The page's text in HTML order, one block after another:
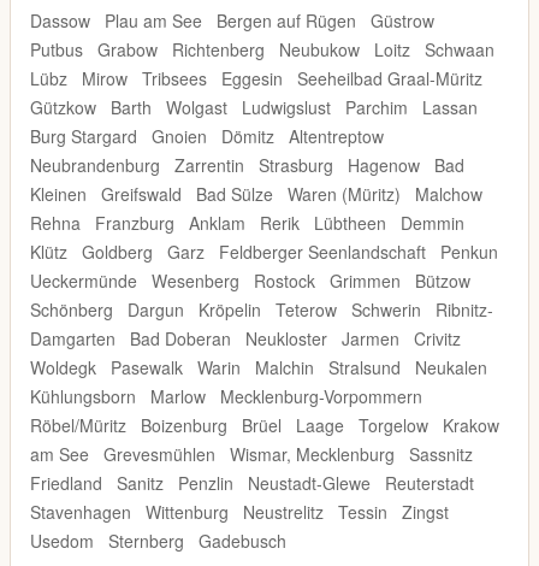
Dassow Plau am See Bergen auf Rügen
Güstrow
Putbus Grabow Richtenberg Neubukow Loitz Schwaan
Lübz
Mirow Tribsees Eggesin
Seeheilbad Graal-Müritz
Gützkow
Barth Wolgast Ludwigslust Parchim
Lassan
Burg Stargard
Gnoien Dömitz Altentreptow
Neubrandenburg
Zarrentin Strasburg Hagenow
Bad
Kleinen
Greifswald Bad Sülze Waren (Müritz)
Malchow
Rehna
Franzburg Anklam Rerik Lübtheen
Demmin
Klütz Goldberg Garz Feldberger Seenlandschaft
Penkun
Ueckermünde
Wesenberg Rostock Grimmen
Bützow
Schönberg
Dargun Kröpelin Teterow Schwerin
Ribnitz-
Damgarten
Bad Doberan Neukloster Jarmen
Crivitz
Woldegk
Pasewalk Warin Malchin Stralsund
Neukalen
Kühlungsborn
Marlow
Mecklenburg-Vorpommern
Röbel/Müritz
Boizenburg Brüel Laage Torgelow
Krakow
am See
Grevesmühlen Wismar, Mecklenburg
Sassnitz
Friedland
Sanitz Penzlin Neustadt-Glewe
Reuterstadt
Stavenhagen
Wittenburg Neustrelitz Tessin
Zingst
Usedom
Sternberg Gadebusch